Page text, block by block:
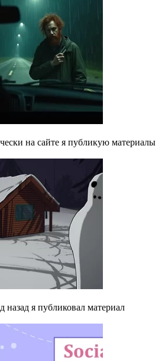
на сайте я публикую материалы
назад я публиковал материал